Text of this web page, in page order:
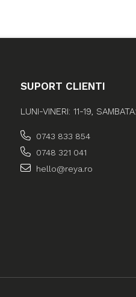
SUPORT CLIENTI
LUNI-VINERI: 11-19,
0743 833 854
0748 321 041
hello@reya.ro